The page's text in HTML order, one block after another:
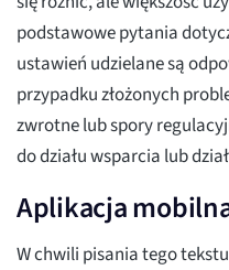
podstawowe pytania
ustawień udzielane są
przypadku złożonych
zwrotne lub spory
do działu wsparcia lub
Aplikacja
W chwili pisania tego